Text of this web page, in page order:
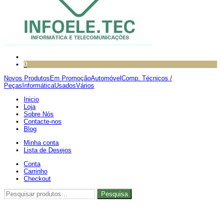
0
Novos Produtos Em PromoçãoAutomóvel Comp. Técnicos /
Peças InformáticaUsadosVários
Inicio
Loja
Sobre Nós
Contacte-nos
Blog
Minha conta
Lista de Desejos
Conta
Carrinho
Checkout
Pesquisar
por:
Pesquisa